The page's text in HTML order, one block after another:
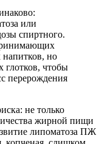
или
спиртного.
но
глотков, чтобы
перерождения
не только
жирной пищи
липоматоза ПЖ